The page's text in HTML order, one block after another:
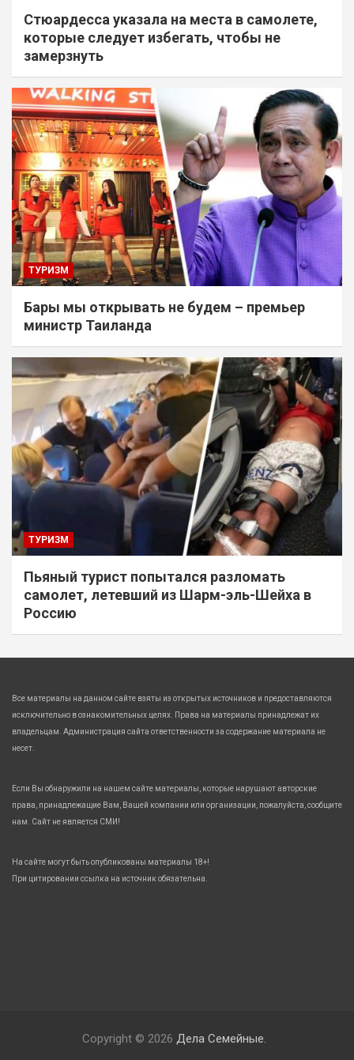
Стюардесса указала на места в самолете,
которые следует избегать, чтобы не
замерзнуть
ТУРИЗМ
Бары мы открывать не будем – премьер
министр Таиланда
ТУРИЗМ
Пьяный турист попытался разломать
самолет, летевший из Шарм-эль-Шейха в
Россию
Все материалы на данном сайте взяты из открытых источников и предоставляются
исключительно в ознакомительных целях. Права на материалы принадлежат их
владельцам. Администрация сайта ответственности за содержание материала не
несет.
Если Вы обнаружили на нашем сайте материалы, которые нарушают авторские
права, принадлежащие Вам, Вашей компании или организации, пожалуйста, сообщите
нам. Сайт не является СМИ!
На сайте могут быть опубликованы материалы 18+!
При цитировании ссылка на источник обязательна.
Copyright © 2026 Дела Семейные.